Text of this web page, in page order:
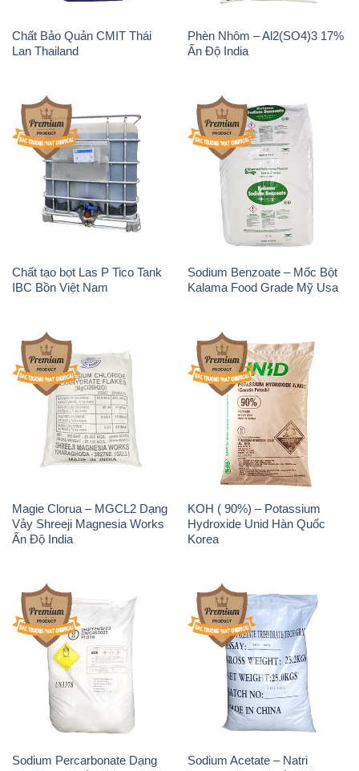
Chất tạo bọt Las P Tico Tank
IBC Bồn Việt Nam
Sodium Benzoate – Mốc Bột
Kalama Food Grade Mỹ Usa
Magie Clorua – MGCL2 Dạng
Vảy Shreeji Magnesia Works
Ấn Độ India
KOH ( 90%) – Potassium
Hydroxide Unid Hàn Quốc
Sodium Percarbonate Dạng
Bột Trung Quốc China
Sodium Acetate – Natri
Acetate Trung Quốc China